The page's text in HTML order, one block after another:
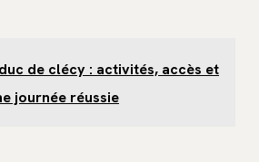
de clécy : activités, accès et
journée réussie